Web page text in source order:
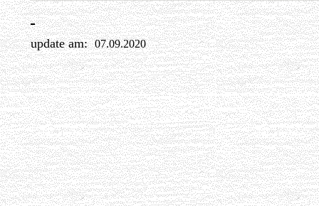
update am:07.09.2020